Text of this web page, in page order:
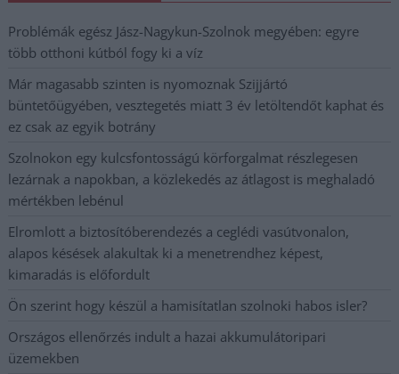
Problémák egész Jász-Nagykun-Szolnok megyében: egyre
több otthoni kútból fogy ki a víz
Már magasabb szinten is nyomoznak Szijjártó
büntetőügyében, vesztegetés miatt 3 év letöltendőt kaphat és
ez csak az egyik botrány
Szolnokon egy kulcsfontosságú körforgalmat részlegesen
lezárnak a napokban, a közlekedés az átlagost is meghaladó
mértékben lebénul
Elromlott a biztosítóberendezés a ceglédi vasútvonalon,
alapos késések alakultak ki a menetrendhez képest,
kimaradás is előfordult
Ön szerint hogy készül a hamisítatlan szolnoki habos isler?
Országos ellenőrzés indult a hazai akkumulátoripari
üzemekben